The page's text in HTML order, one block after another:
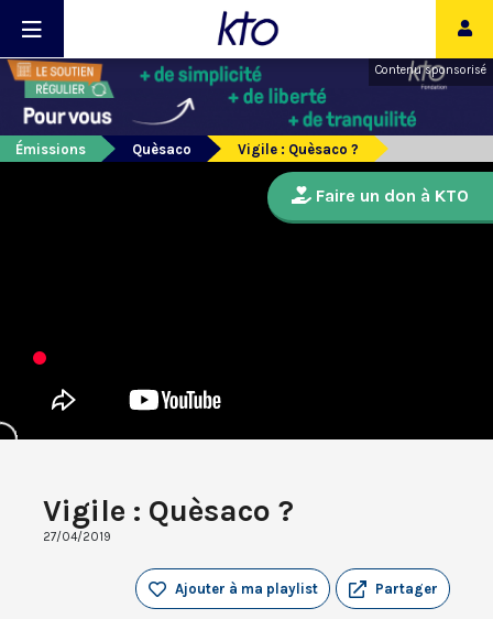
Contenu sponsorisé
Émissions Quèsaco Vigile : Quèsaco ?
Vigile : Quèsaco ?
27/04/2019
Partager
Ajouter à ma playlist
Faire un don à KTO